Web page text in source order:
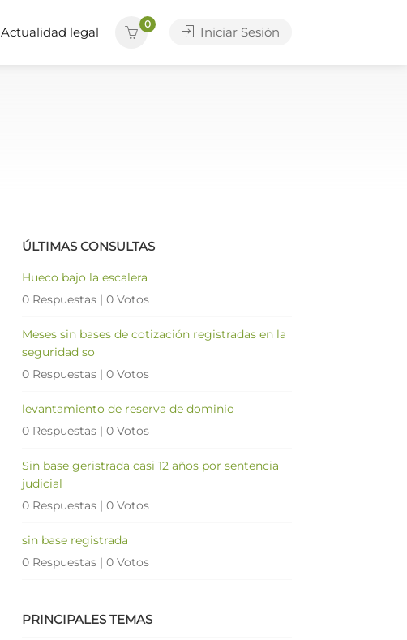
Actualidad legal
0
Iniciar Sesión
ÚLTIMAS CONSULTAS
Hueco bajo la escalera
0 Respuestas | 0 Votos
Meses sin bases de cotización registradas en la
seguridad so
0 Respuestas | 0 Votos
levantamiento de reserva de dominio
0 Respuestas | 0 Votos
Sin base geristrada casi 12 años por sentencia
judicial
0 Respuestas | 0 Votos
sin base registrada
0 Respuestas | 0 Votos
PRINCIPALES TEMAS